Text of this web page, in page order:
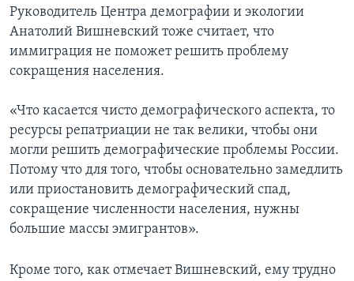
Руководитель Центра демографии и экологии
Анатолий Вишневский тоже считает, что
иммиграция не поможет решить проблему
сокращения населения.
«Что касается чисто демографического аспекта, то
ресурсы репатриации не так велики, чтобы они
могли решить демографические проблемы России.
Потому что для того, чтобы основательно замедлить
или приостановить демографический спад,
сокращение численности населения, нужны
большие массы эмигрантов».
Кроме того, как отмечает Вишневский, ему трудно